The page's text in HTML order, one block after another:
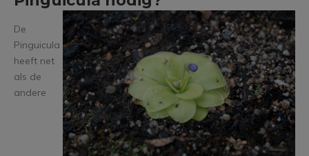
De
Pinguicula
heeft net
als de
andere